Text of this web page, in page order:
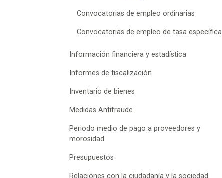
Convocatorias de empleo ordinarias
Convocatorias de empleo de tasa específica
Información financiera y estadística
Informes de fiscalización
Inventario de bienes
Medidas Antifraude
Periodo medio de pago a proveedores y
morosidad
Presupuestos
Relaciones con la ciudadanía y la sociedad